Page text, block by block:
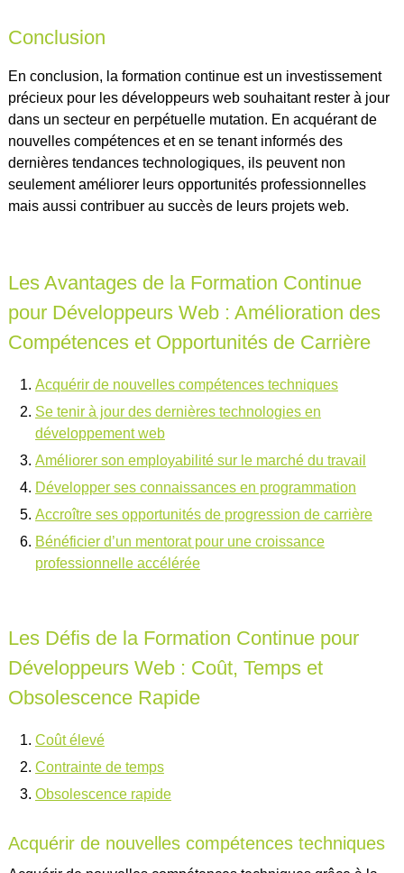
Conclusion
En conclusion, la formation continue est un investissement
précieux pour les développeurs web souhaitant rester à jour
dans un secteur en perpétuelle mutation. En acquérant de
nouvelles compétences et en se tenant informés des
dernières tendances technologiques, ils peuvent non
seulement améliorer leurs opportunités professionnelles
mais aussi contribuer au succès de leurs projets web.
Les Avantages de la Formation Continue
pour Développeurs Web : Amélioration des
Compétences et Opportunités de Carrière
Acquérir de nouvelles compétences techniques
Se tenir à jour des dernières technologies en
développement web
Améliorer son employabilité sur le marché du travail
Développer ses connaissances en programmation
Accroître ses opportunités de progression de carrière
Bénéficier d’un mentorat pour une croissance
professionnelle accélérée
Les Défis de la Formation Continue pour
Développeurs Web : Coût, Temps et
Obsolescence Rapide
Coût élevé
Contrainte de temps
Obsolescence rapide
Acquérir de nouvelles compétences techniques